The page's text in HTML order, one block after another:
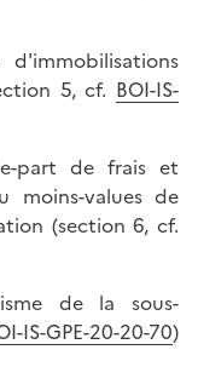
5, cf. BOI-IS-
part de frais et
moins-values de
(section 6, cf.
de la sous-
IS-GPE-20-20-70)